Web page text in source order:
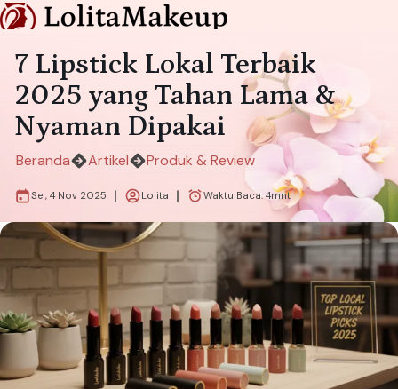
7 Lipstick Lokal Terbaik
2025 yang Tahan Lama &
Nyaman Dipakai
Beranda Artikel Produk & Review
Sel, 4 Nov 2025 Lolita Waktu Baca:4mnt